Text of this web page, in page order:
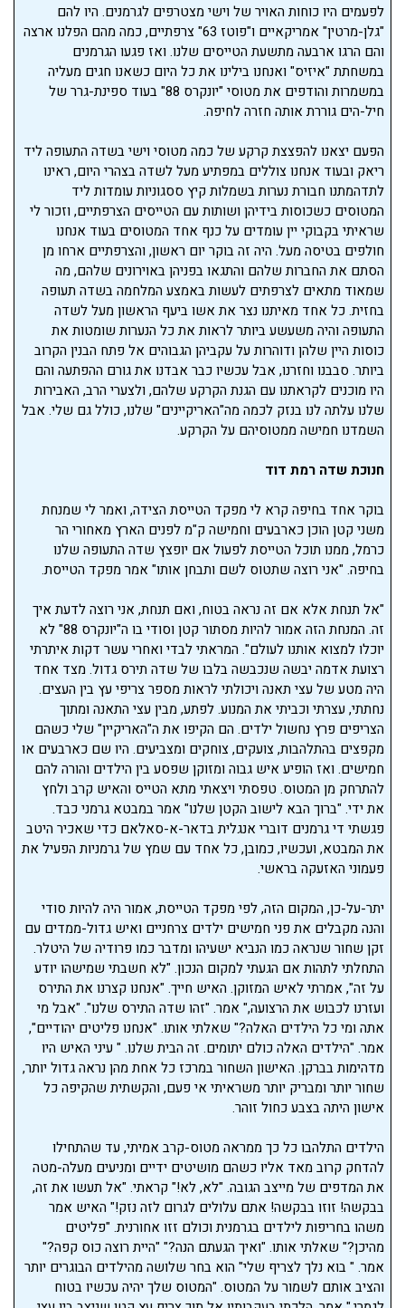
לפעמים היו כוחות האויר של וישי מצטרפים לגרמנים. היו להם
"גלן-מרטין" אמריקאיים ו"פוטז 63" צרפתיים, כמה מהם הפלנו ארצה
והם הרגו ארבעה מתשעת הטייסים שלנו. ואז פגעו הגרמנים
במשחתת "איזיס" ואנחנו בילינו את כל היום כשאנו חגים מעליה
במשמרות והודפים את מטוסי "יונקרס 88" בעוד ספינת-גרר של
חיל-הים גוררת אותה חזרה לחיפה.
הפעם יצאנו להפצצת קרקע של כמה מטוסי וישי בשדה התעופה ליד
ריאק ובעוד אנחנו צוללים במפתיע מעל לשדה בצהרי היום, ראינו
לתדהמתנו חבורת נערות בשמלות קיץ ססגוניות עומדות ליד
המטוסים כשכוסות בידיהן ושותות עם הטייסים הצרפתיים, וזכור לי
שראיתי בקבוקי יין עומדים על כנף אחד המטוסים בעוד אנחנו
חולפים בטיסה מעל. היה זה בוקר יום ראשון, והצרפתיים ארחו מן
הסתם את החברות שלהם והתגאו בפניהן באוירונים שלהם, מה
שמאוד מתאים לצרפתים לעשות באמצע המלחמה בשדה תעופה
בחזית. כל אחד מאיתנו נצר את אשו ביעף הראשון מעל לשדה
התעופה והיה משעשע ביותר לראות את כל הנערות שומטות את
כוסות היין שלהן ודוהרות על עקביהן הגבוהים אל פתח הבנין הקרוב
ביותר. סבבנו וחזרנו, אבל עכשיו כבר אבדנו את גורם ההפתעה והם
היו מוכנים לקראתנו עם הגנת הקרקע שלהם, ולצערי הרב, האבירות
שלנו עלתה לנו בנזק לכמה מה"האריקיינים" שלנו, כולל גם שלי. אבל
השמדנו חמישה ממטוסיהם על הקרקע.
חנוכת שדה רמת דוד
בוקר אחד בחיפה קרא לי מפקד הטייסת הצידה, ואמר לי שמנחת
משני קטן הוכן כארבעים וחמישה ק"מ לפנים הארץ מאחורי הר
כרמל, ממנו תוכל הטייסת לפעול אם יופצץ שדה התעופה שלנו
בחיפה. "אני רוצה שתטוס לשם ותבחן אותו" אמר מפקד הטייסת.
"אל תנחת אלא אם זה נראה בטוח, ואם תנחת, אני רוצה לדעת איך
זה. המנחת הזה אמור להיות מסתור קטן וסודי בו ה"יונקרס 88" לא
יוכלו למצוא אותנו לעולם". המראתי לבדי ואחרי עשר דקות איתרתי
רצועת אדמה יבשה שנכבשה בלבו של שדה תירס גדול. מצד אחד
היה מטע של עצי תאנה ויכולתי לראות מספר צריפי עץ בין העצים.
נחתתי, עצרתי וכביתי את המנוע. לפתע, מבין עצי התאנה ומתוך
הצריפים פרץ נחשול ילדים. הם הקיפו את ה"האריקיין" שלי כשהם
מקפצים בהתלהבות, צועקים, צוחקים ומצביעים. היו שם כארבעים או
חמישים. ואז הופיע איש גבוה ומזוקן שפסע בין הילדים והורה להם
להתרחק מן המטוס. טפסתי ויצאתי מתא הטייס והאיש קרב ולחץ
את ידי. "ברוך הבא לישוב הקטן שלנו" אמר במבטא גרמני כבד.
פגשתי די גרמנים דוברי אנגלית בדאר-א-סאלאם כדי שאכיר היטב
את המבטא, ועכשיו, כמובן, כל אחד עם שמץ של גרמניות הפעיל את
פעמוני האזעקה בראשי.
יתר-על-כן, המקום הזה, לפי מפקד הטייסת, אמור היה להיות סודי
והנה מקבלים את פני חמישים ילדים צרחניים ואיש גדול-ממדים עם
זקן שחור שנראה כמו הנביא ישעיהו ומדבר כמו פרודיה של היטלר.
התחלתי לתהות אם הגעתי למקום הנכון. "לא חשבתי שמישהו יודע
על זה", אמרתי לאיש המזוקן. האיש חייך. "אנחנו קצרנו את התירס
ועזרנו לכבוש את הרצועה," אמר. "זהו שדה התירס שלנו". "אבל מי
אתה ומי כל הילדים האלה?" שאלתי אותו. "אנחנו פליטים יהודיים",
אמר. "הילדים האלה כולם יתומים. זה הבית שלנו. " עיני האיש היו
מדהימות בברקן. האישון השחור במרכז כל אחת מהן נראה גדול יותר,
שחור יותר ומבריק יותר משראיתי אי פעם, והקשתית שהקיפה כל
אישון היתה בצבע כחול זוהר.
הילדים התלהבו כל כך ממראה מטוס-קרב אמיתי, עד שהתחילו
להדחק קרוב מאד אליו כשהם מושיטים ידיים ומניעים מעלה-מטה
את המדפים של מייצב הגובה. "לא, לא!" קראתי. "אל תעשו את זה,
בבקשה! זוזו בבקשה! אתם עלולים לגרום לזה נזק!" האיש אמר
משהו בחריפות לילדים בגרמנית וכולם זזו אחורנית. "פליטים
מהיכן?" שאלתי אותו. "ואיך הגעתם הנה?" "היית רוצה כוס קפה?"
אמר. " בוא נלך לצריף שלי" הוא בחר שלושה מהילדים הבוגרים יותר
והציב אותם לשמור על המטוס. "המטוס שלך יהיה עכשיו בטוח